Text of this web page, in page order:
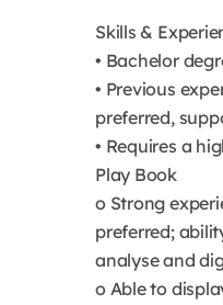
Skills &
• Bachelor
• Previous
preferred,
• Requires a
Play Book
o Strong
preferred;
analyse and
o Able to